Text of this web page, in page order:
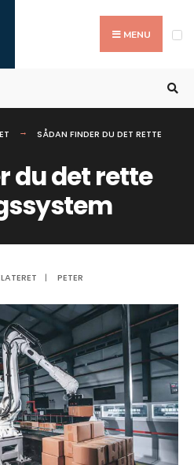
MENU
SÅDAN FINDER DU DET RETTE
du det rette
| PETER